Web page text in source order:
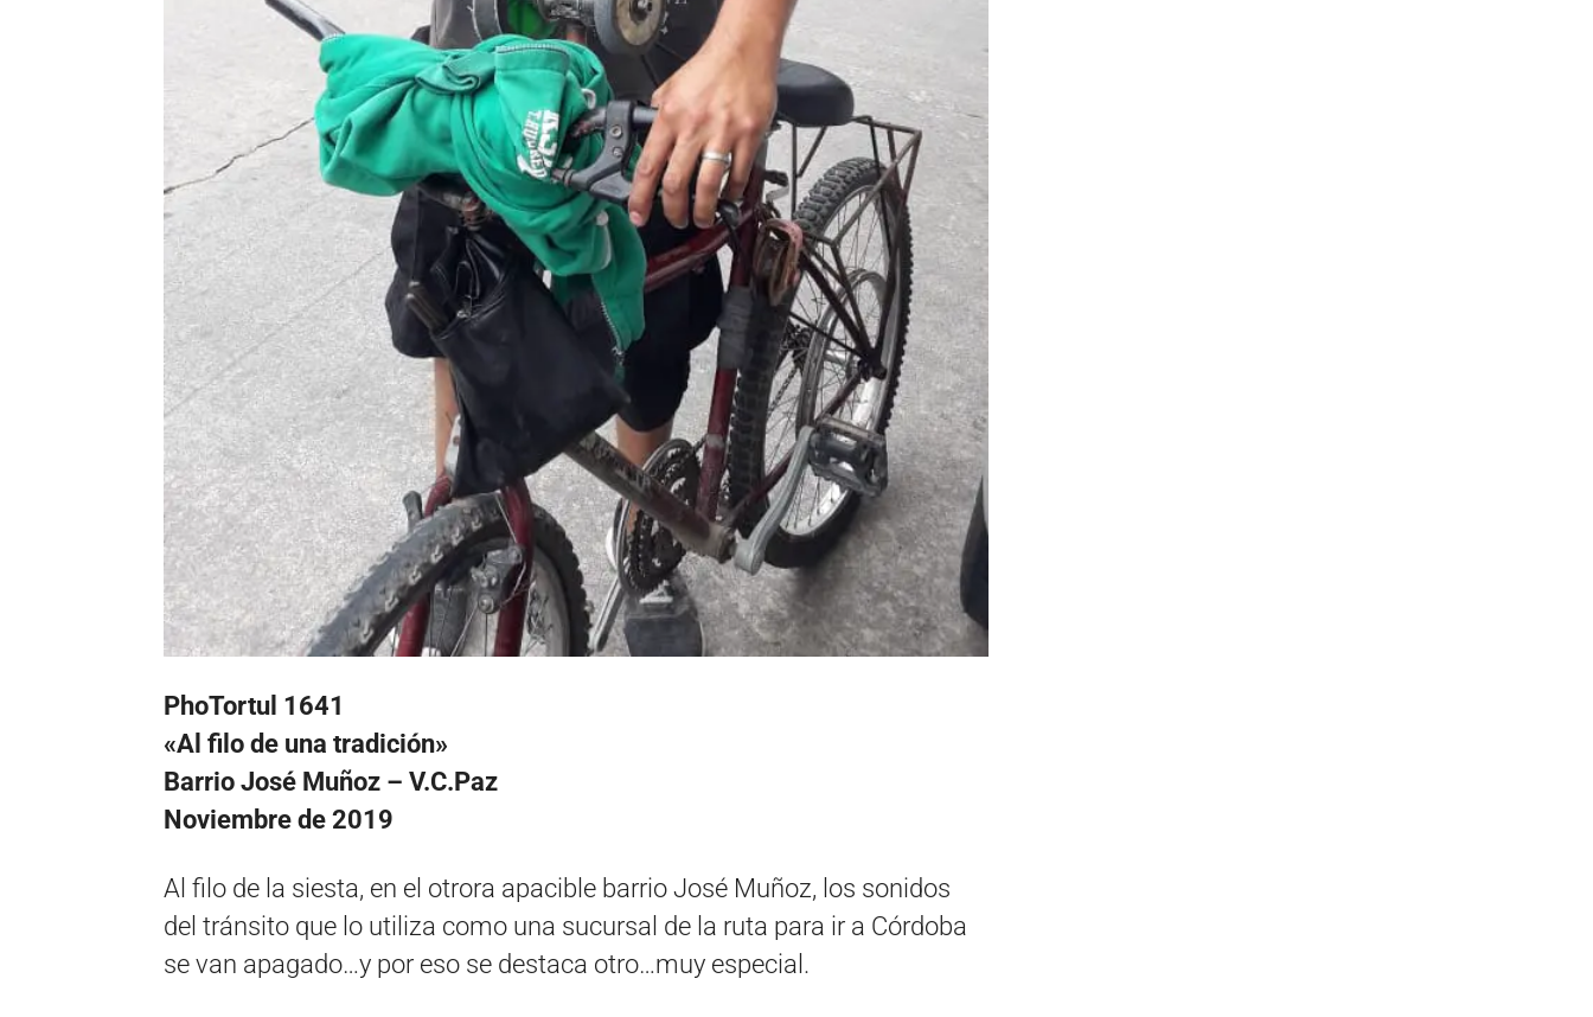
PhoTortul 1641
«Al filo de una tradición»
Barrio José Muñoz – V.C.Paz
Noviembre de 2019
Al filo de la siesta, en el otrora apacible barrio José Muñoz, los sonidos
del tránsito que lo utiliza como una sucursal de la ruta para ir a Córdoba
se van apagado…y por eso se destaca otro…muy especial.